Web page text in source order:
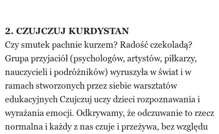
2. CZUJCZUJ KURDYSTAN
Czy smutek pachnie kurzem? Radość czekoladą?
Grupa przyjaciół (psychologów, artystów, piłkarzy,
nauczycieli i podróżników) wyruszyła w świat i w
ramach stworzonych przez siebie warsztatów
edukacyjnych Czujczuj uczy dzieci rozpoznawania i
wyrażania emocji. Odkrywamy, że odczuwanie to rzecz
normalna i każdy z nas czuje i przeżywa, bez względu